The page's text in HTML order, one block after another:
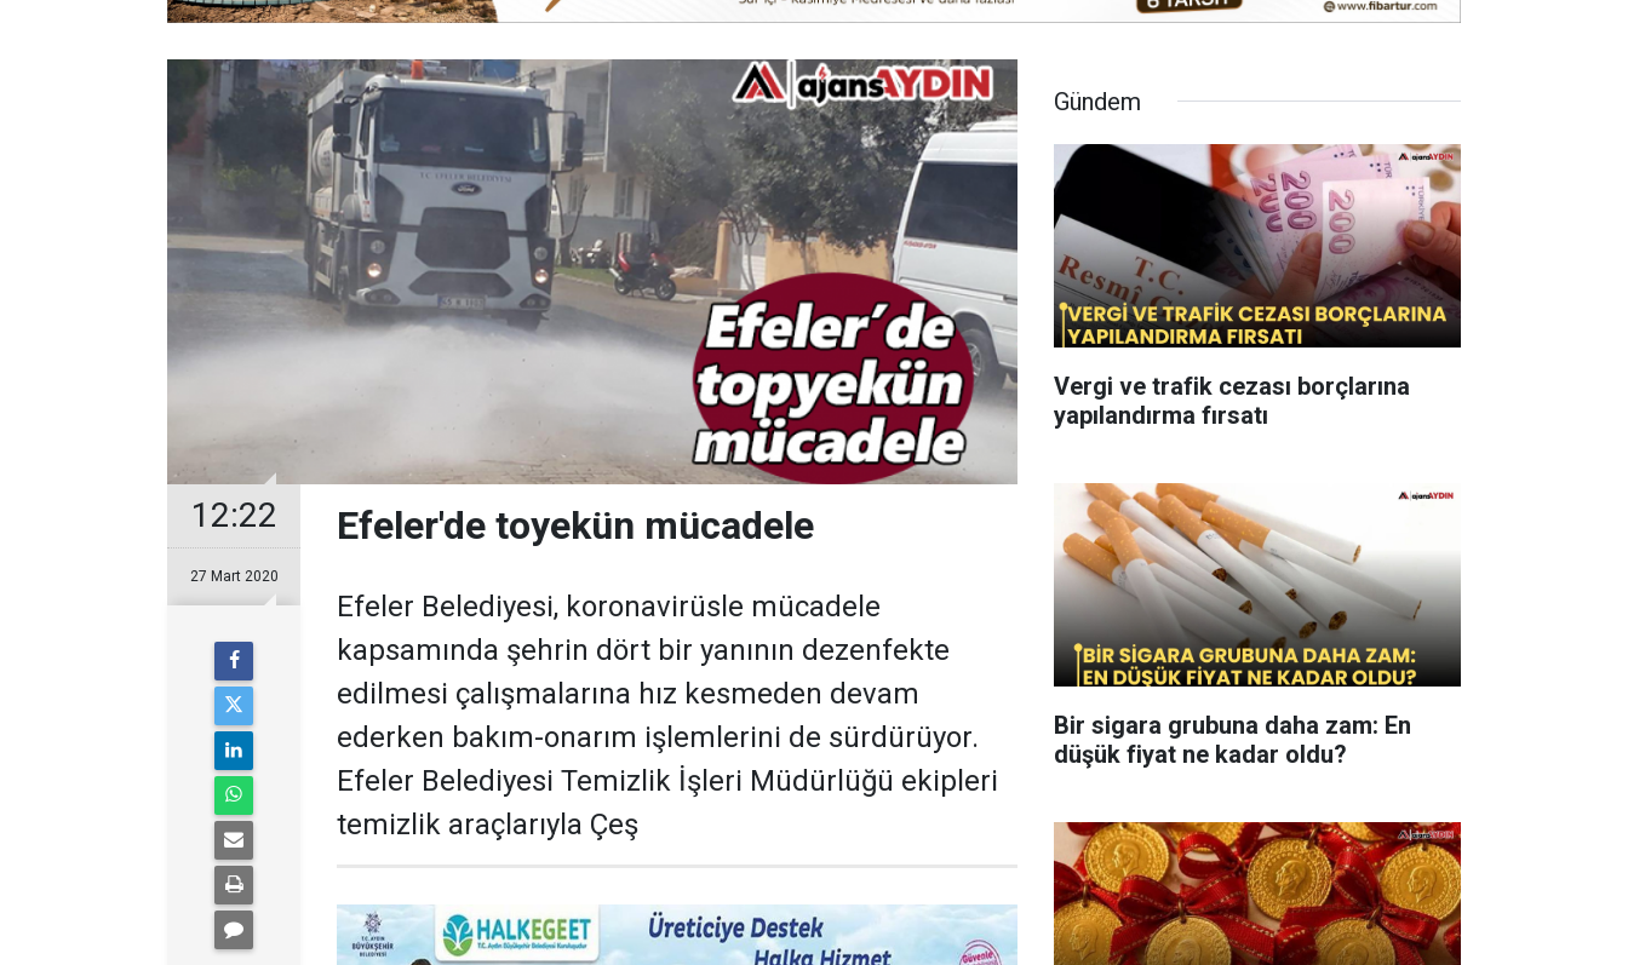
12:22
27 Mart 2020
Efeler'de toyekün mücadele
Efeler Belediyesi, koronavirüsle mücadele
kapsamında şehrin dört bir yanının dezenfekte
edilmesi çalışmalarına hız kesmeden devam
ederken bakım-onarım işlemlerini de sürdürüyor.
Efeler Belediyesi Temizlik İşleri Müdürlüğü ekipleri
temizlik araçlarıyla Çeş
Gündem
Vergi ve trafik cezası borçlarına
yapılandırma fırsatı
Bir sigara grubuna daha zam: En
düşük fiyat ne kadar oldu?